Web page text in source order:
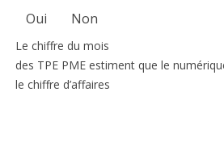
Oui Non
Le chiffre du mois
des TPE PME estiment que le
le chiffre d’affaires